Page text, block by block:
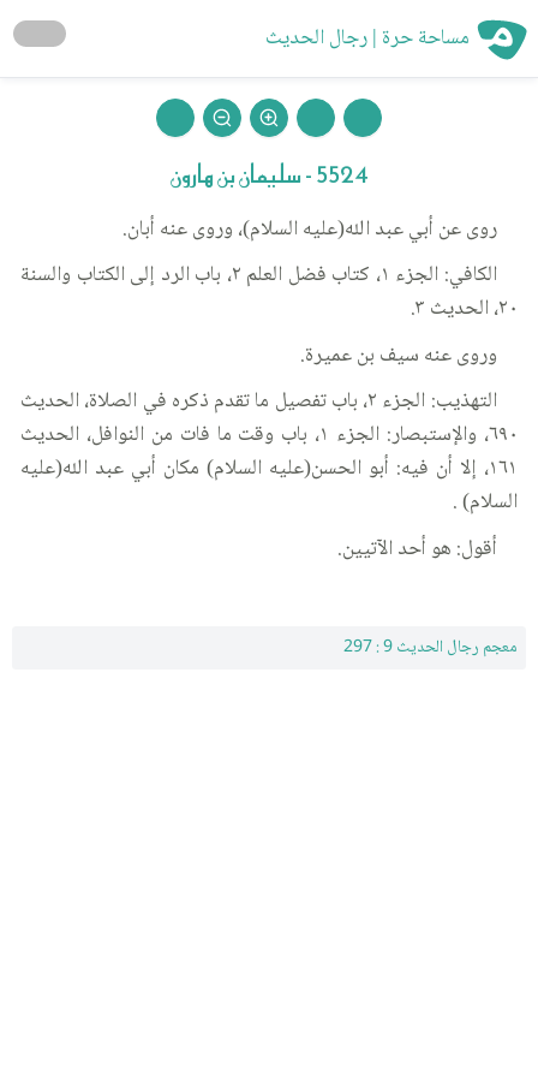
مساحة حرة | رجال الحديث
5524 - سليمان بن هارون
روى عن أبي عبد الله(عليه السلام)، وروى عنه أبان.
الكافي: الجزء ١، كتاب فضل العلم ٢، باب الرد إلى الكتاب والسنة
٢٠، الحديث ٣.
وروى عنه سيف بن عميرة.
التهذيب: الجزء ٢، باب تفصيل ما تقدم ذكره في الصلاة، الحديث
٦٩٠، والإستبصار: الجزء ١، باب وقت ما فات من النوافل، الحديث
١٦١، إلا أن فيه: أبو الحسن(عليه السلام) مكان أبي عبد الله(عليه
السلام) .
أقول: هو أحد الآتيين.
معجم رجال الحديث 9 : 297